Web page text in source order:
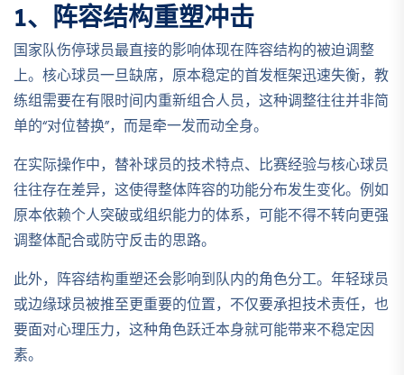
1、阵容结构重塑冲击
国家队伤停球员最直接的影响体现在阵容结构的被迫调整
上。核心球员一旦缺席，原本稳定的首发框架迅速失衡，教
练组需要在有限时间内重新组合人员，这种调整往往并非简
单的“对位替换”，而是牵一发而动全身。
在实际操作中，替补球员的技术特点、比赛经验与核心球员
往往存在差异，这使得整体阵容的功能分布发生变化。例如
原本依赖个人突破或组织能力的体系，可能不得不转向更强
调整体配合或防守反击的思路。
此外，阵容结构重塑还会影响到队内的角色分工。年轻球员
或边缘球员被推至更重要的位置，不仅要承担技术责任，也
要面对心理压力，这种角色跃迁本身就可能带来不稳定因
素。